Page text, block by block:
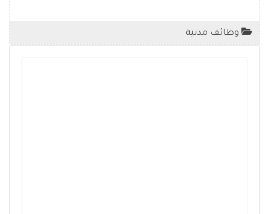
وظائف مدنية